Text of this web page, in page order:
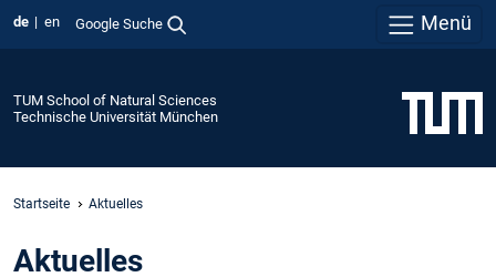
de en Google Suche Menü
TUM School of Natural Sciences
Technische Universität München
Startseite Aktuelles
Aktuelles